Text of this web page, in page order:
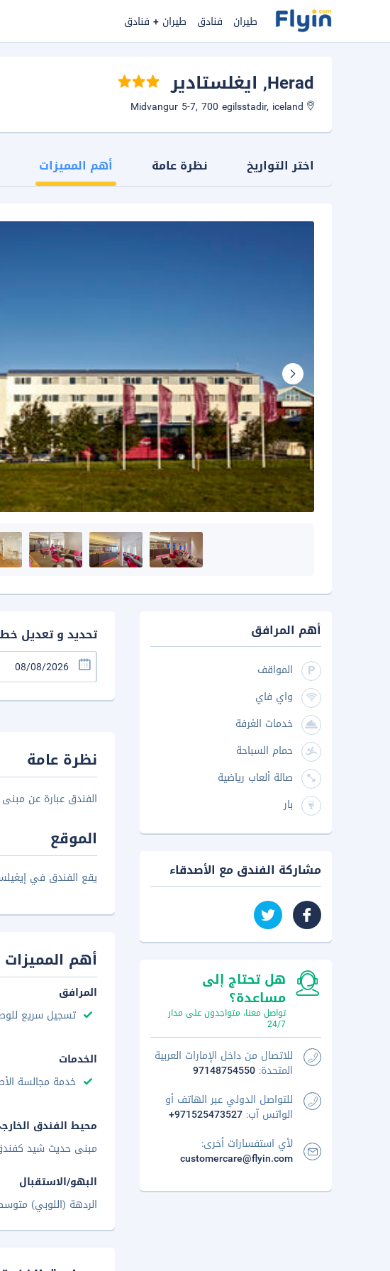
طيران فنادق طيران + فنادق
Herad, ايغلستادير
اختر التواريخ نظرة عامة أهم المميزات
تحديد و تعديل
نظرة عامة
الفندق عبارة عن
الموقع
يقع الفندق في
أهم المميزات
المرافق
تسجيل سريع
الخدمات
خدمة مجالسة
محيط الفندق
مبنى حديث شيد
البهو/الاستقبال
الردهة (اللوبي)
أهم المرافق
المواقف
واي فاي
خدمات الغرفة
حمام السباحة
صالة ألعاب رياضية
بار
مشاركة الفندق مع الأصدقاء
هل تحتاج إلى
مساعدة؟
تواصل معنا، متواجدون على مدار
24/7
للاتصال من داخل الإمارات العربية
المتحدة: 97148754550
للتواصل الدولي عبر الهاتف أو
الواتس آب: +971525473527
لأي استفسارات أخرى:
customercare@flyin.com